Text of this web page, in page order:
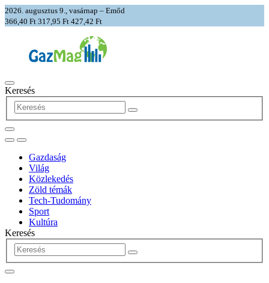
2026. augusztus 9., vasárnap – Emőd
366,40 Ft 317,95 Ft 427,42 Ft
Keresés
Gazdaság
Világ
Közlekedés
Zöld témák
Tech-Tudomány
Sport
Kultúra
Keresés